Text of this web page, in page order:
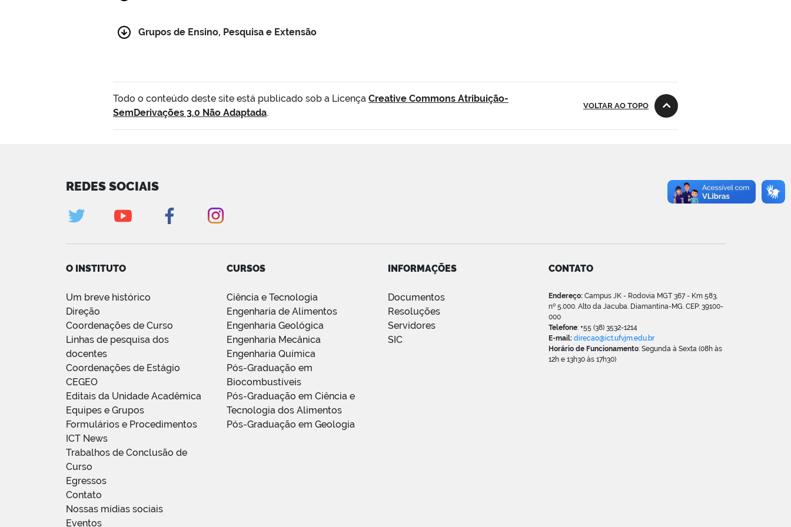
Grupos de Ensino, Pesquisa e Extensão
Todo o conteúdo deste site está publicado sob a Licença Creative Commons Atribuição-
SemDerivações 3.0 Não Adaptada.
VOLTAR AO TOPO
REDES SOCIAIS
O INSTITUTO
Um breve histórico
Direção
Coordenações de Curso
Linhas de pesquisa dos
docentes
Coordenações de Estágio
CEGEO
Editais da Unidade Acadêmica
Equipes e Grupos
Formulários e Procedimentos
ICT News
Trabalhos de Conclusão de
Curso
Egressos
Contato
Nossas mídias sociais
Eventos
CURSOS
Ciência e Tecnologia
Engenharia de Alimentos
Engenharia Geológica
Engenharia Mecânica
Engenharia Química
Pós-Graduação em
Biocombustíveis
Pós-Graduação em Ciência e
Tecnologia dos Alimentos
Pós-Graduação em Geologia
INFORMAÇÕES
Documentos
Resoluções
Servidores
SIC
CONTATO
Endereço:Campus JK - Rodovia MGT 367 - Km 583,
nº 5.000. Alto da Jacuba. Diamantina-MG. CEP: 39100-
000
Telefone: +55 (38) 3532-1214
E-mail: direcao@ict.ufvjm.edu.br
Horário de Funcionamento: Segunda à Sexta (08h às
12h e 13h30 às 17h30)